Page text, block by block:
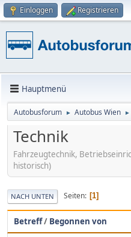
Einloggen Registrieren
Hauptmenü
Autobusforum ► Autobus Wien ►
Technik
Fahrzeugtechnik,
historisch)
NACH UNTEN Seiten 1
Betreff/ Begonnen von